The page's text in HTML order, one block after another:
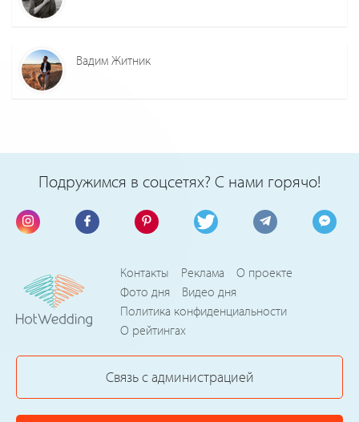
Вадим Житник
Подружимся в соцсетях? С нами горячо!
Контакты Реклама
О проекте
Фото дня
Видео дня
Политика конфиденциальности
О рейтингах
Связь с администрацией